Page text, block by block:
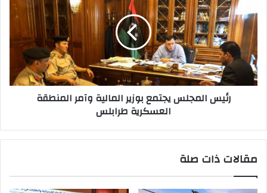
رئيس المجلس يجتمع بوزير المالية وآمر المنطقة
العسكرية طرابلس
مقالات ذات صلة